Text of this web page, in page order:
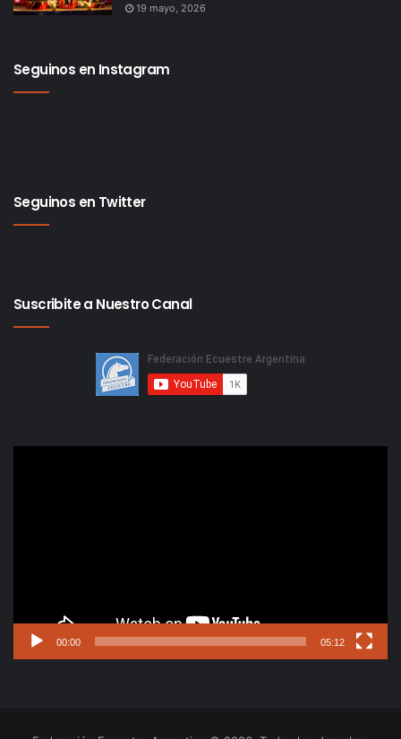
19 mayo, 2026
Seguinos en Instagram
Seguinos en Twitter
Suscribite a Nuestro Canal
00:00 05:12